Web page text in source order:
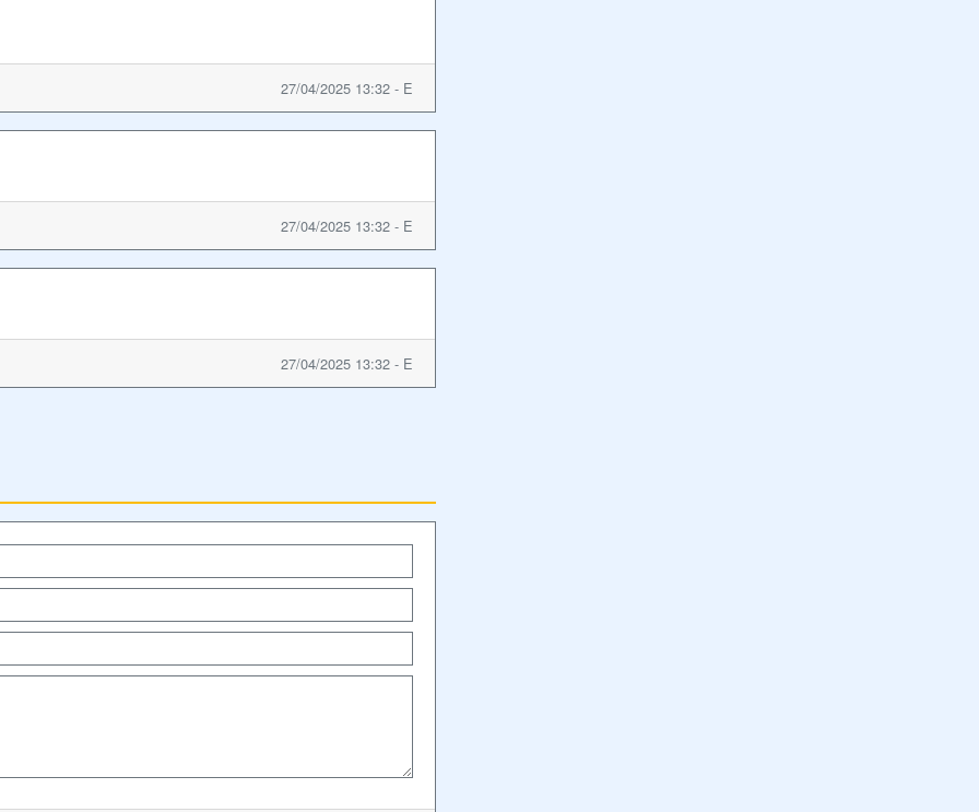
27/04/2025 13:32 - E
27/04/2025 13:32 - E
27/04/2025 13:32 - E